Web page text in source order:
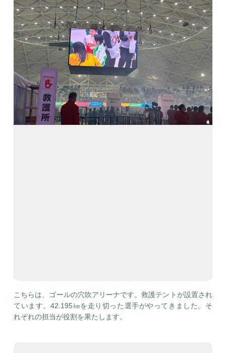
こちらは、ゴールの穴吹アリーナです。救護テントが設置され
ています。42.195㎞を走り切った選手がやってきました。そ
れぞれの担当が役割を果たします。